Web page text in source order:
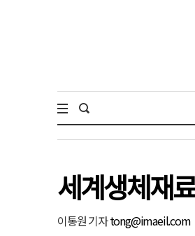
세계생체재
이통원 기자tong@imaeil.com